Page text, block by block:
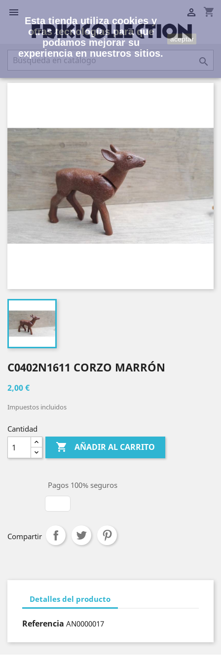
 shopping_cart


C0402N1611 CORZO MARRÓN
2,00 €
Impuestos incluidos
Cantidad
 AÑADIR AL CARRITO
Pagos 100% seguros
Compartir
Detalles del producto
Referencia AN0000017
Esta tienda utiliza cookies y
otras tecnologías para que
podamos mejorar su
experiencia en nuestros sitios.
aceptar